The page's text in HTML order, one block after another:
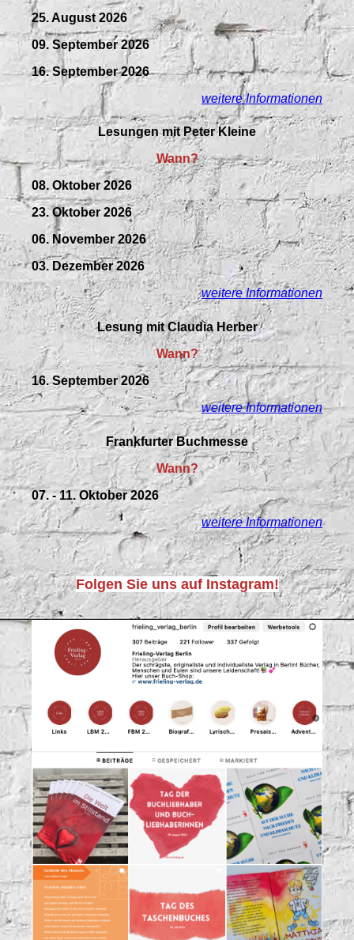
25. August 2026
09.September2026
16. September 2026
weitere Informationen
Lesungen mit Peter Kleine
Wann?
08. Oktober 2026
23. Oktober 2026
06. November 2026
03. Dezember 2026
weitere Informationen
Lesung mit Claudia Herber
Wann?
16. September 2026
weitere Informationen
Frankfurter Buchmesse
Wann?
07. - 11. Oktober 2026
weitere Informationen
Folgen Sie uns auf Instagram!